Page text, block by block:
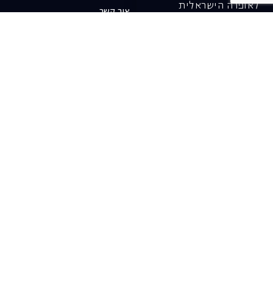
לאופרה הישראלית
צור קשר